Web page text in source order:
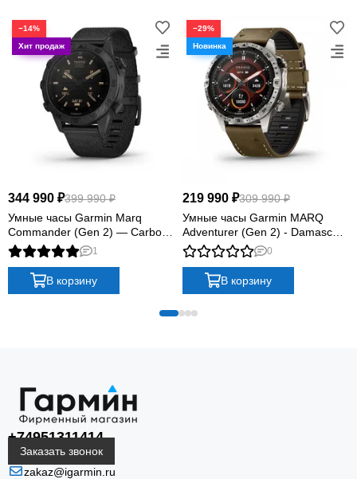
Outdoor Maps+
расширенные топографические материалы для
−14%
344 990 ₽399 990 ₽
Умные часы Garmin Marq
Commander (Gen 2) — Carbon
Edition
1
В корзину
−29%
219 990 ₽309 990 ₽
Умные часы Garmin MARQ
Adventurer (Gen 2) - Damascus
Steel Edition
0
В корзину
+74951311414
Заказать звонок
zakaz@igarmin.ru